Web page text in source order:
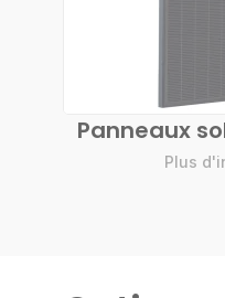
Panneaux
Plus